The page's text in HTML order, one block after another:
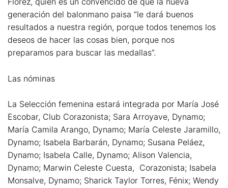
generación del balonmano paisa “le dará buenos
resultados a nuestra región, porque todos tenemos los
deseos de hacer las cosas bien, porque nos
preparamos para buscar las medallas”.
Las nóminas
La Selección femenina estará integrada por María José
Escobar, Club Corazonista; Sara Arroyave, Dynamo;
María Camila Arango, Dynamo; María Celeste Jaramillo,
Dynamo; Isabela Barbarán, Dynamo; Susana Peláez,
Dynamo; Isabela Calle, Dynamo; Alison Valencia,
Dynamo; Marwin Celeste Cuesta, Corazonista; Isabela
Monsalve, Dynamo; Sharick Taylor Torres, Fénix; Wendy